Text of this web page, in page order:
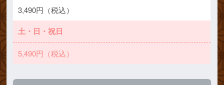
3,490円（税込）
土・日・祝日
5,490円（税込）